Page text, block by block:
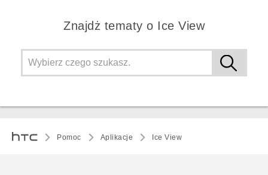
Znajdż tematy o Ice View
Pomoc Aplikacje Ice View